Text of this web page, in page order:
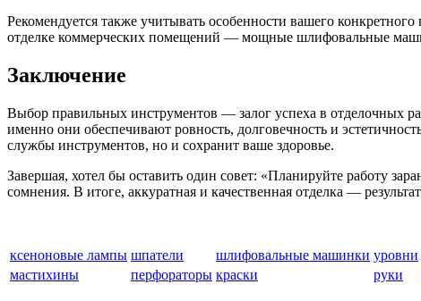
Рекомендуется также учитывать особенности вашего
отделке коммерческих помещений — мощные шлифовальные
Заключение
Выбор правильных инструментов — залог успеха в отделочных
именно они обеспечивают ровность, долговечность и
службы инструментов, но и сохранит ваше здоровье.
Завершая, хотел бы оставить один совет: «Планируйте работу
сомнения. В итоге, аккуратная и качественная отделка —
ксеноновые лампы шпатели шлифовальные машинки уровни
мастихины
перфораторы краски руки